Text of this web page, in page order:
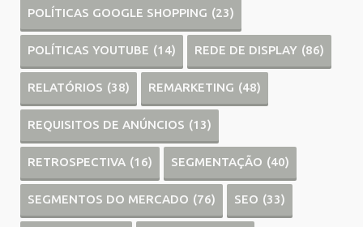
POLÍTICAS GOOGLE SHOPPING (23)
POLÍTICAS YOUTUBE (14) REDE DE DISPLAY (86)
RELATÓRIOS (38) REMARKETING (48)
REQUISITOS DE ANÚNCIOS (13)
RETROSPECTIVA (16) SEGMENTAÇÃO (40)
SEGMENTOS DO MERCADO (76) SEO (33)